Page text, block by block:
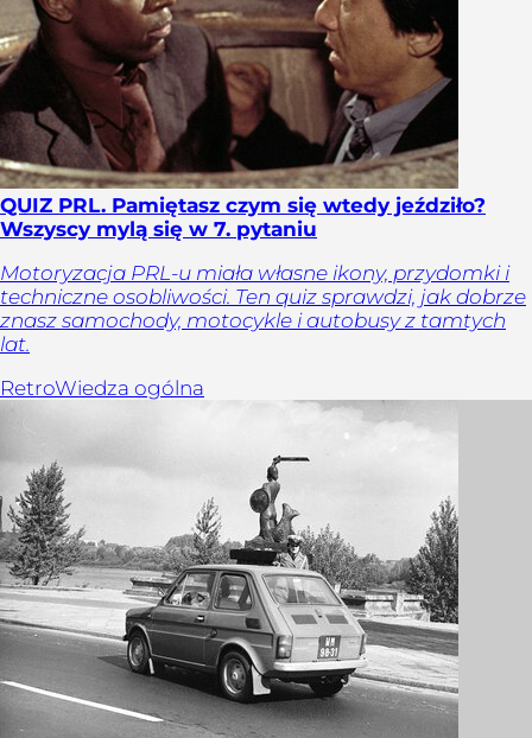
QUIZ PRL. Pamiętasz czym się wtedy jeździło?
Wszyscy mylą się w 7. pytaniu
Motoryzacja PRL-u miała własne ikony, przydomki i
techniczne osobliwości. Ten quiz sprawdzi, jak dobrze
znasz samochody, motocykle i autobusy z tamtych
lat.
RetroWiedza ogólna